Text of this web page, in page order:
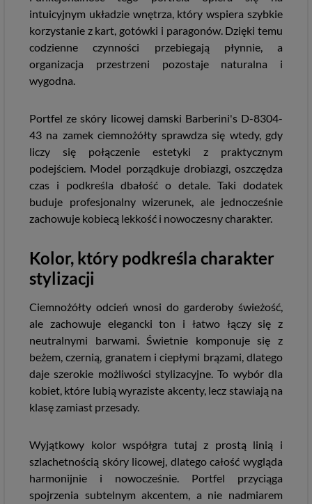
intuicyjnym układzie wnętrza, który wspiera szybkie
korzystanie z kart, gotówki i paragonów. Dzięki temu
codzienne czynności przebiegają płynnie, a
organizacja przestrzeni pozostaje naturalna i
wygodna.
Portfel ze skóry licowej damski Barberini's D-8304-
43 na zamek ciemnożółty sprawdza się wtedy, gdy
liczy się połączenie estetyki z praktycznym
podejściem. Model porządkuje drobiazgi, oszczędza
czas i podkreśla dbałość o detale. Taki dodatek
buduje profesjonalny wizerunek, ale jednocześnie
zachowuje kobiecą lekkość i nowoczesny charakter.
Kolor, który podkreśla charakter
stylizacji
Ciemnożółty odcień wnosi do garderoby świeżość,
ale zachowuje elegancki ton i łatwo łączy się z
neutralnymi barwami. Świetnie komponuje się z
beżem, czernią, granatem i ciepłymi brązami, dlatego
daje szerokie możliwości stylizacyjne. To wybór dla
kobiet, które lubią wyraziste akcenty, lecz stawiają na
klasę zamiast przesady.
Wyjątkowy kolor współgra tutaj z prostą linią i
szlachetnością skóry licowej, dlatego całość wygląda
harmonijnie i nowocześnie. Portfel przyciąga
spojrzenia subtelnym akcentem, a nie nadmiarem